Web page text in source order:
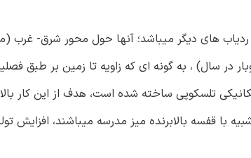
سال) ، به گونه ای که زاویه تا زمین بر طبق
تلسکوپی ساخته شده است، هدف از این کار